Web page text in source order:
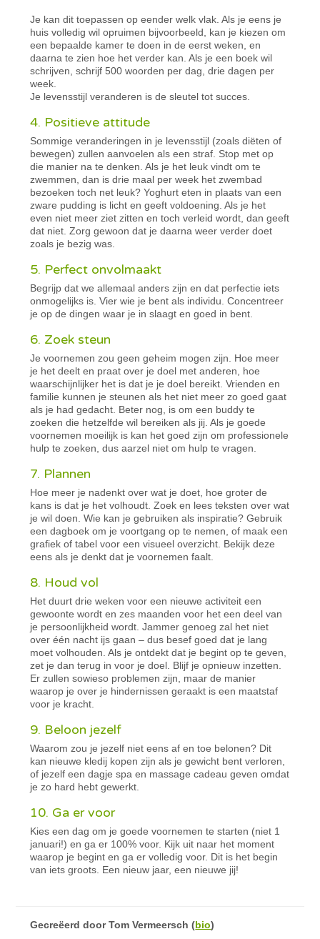
Je kan dit toepassen op eender welk vlak. Als je eens je
huis volledig wil opruimen bijvoorbeeld, kan je kiezen om
een bepaalde kamer te doen in de eerst weken, en
daarna te zien hoe het verder kan. Als je een boek wil
schrijven, schrijf 500 woorden per dag, drie dagen per
week.
Je levensstijl veranderen is de sleutel tot succes.
4. Positieve attitude
Sommige veranderingen in je levensstijl (zoals diëten of
bewegen) zullen aanvoelen als een straf. Stop met op
die manier na te denken. Als je het leuk vindt om te
zwemmen, dan is drie maal per week het zwembad
bezoeken toch net leuk? Yoghurt eten in plaats van een
zware pudding is licht en geeft voldoening. Als je het
even niet meer ziet zitten en toch verleid wordt, dan geeft
dat niet. Zorg gewoon dat je daarna weer verder doet
zoals je bezig was.
5. Perfect onvolmaakt
Begrijp dat we allemaal anders zijn en dat perfectie iets
onmogelijks is. Vier wie je bent als individu. Concentreer
je op de dingen waar je in slaagt en goed in bent.
6. Zoek steun
Je voornemen zou geen geheim mogen zijn. Hoe meer
je het deelt en praat over je doel met anderen, hoe
waarschijnlijker het is dat je je doel bereikt. Vrienden en
familie kunnen je steunen als het niet meer zo goed gaat
als je had gedacht. Beter nog, is om een buddy te
zoeken die hetzelfde wil bereiken als jij. Als je goede
voornemen moeilijk is kan het goed zijn om professionele
hulp te zoeken, dus aarzel niet om hulp te vragen.
7. Plannen
Hoe meer je nadenkt over wat je doet, hoe groter de
kans is dat je het volhoudt. Zoek en lees teksten over wat
je wil doen. Wie kan je gebruiken als inspiratie? Gebruik
een dagboek om je voortgang op te nemen, of maak een
grafiek of tabel voor een visueel overzicht. Bekijk deze
eens als je denkt dat je voornemen faalt.
8. Houd vol
Het duurt drie weken voor een nieuwe activiteit een
gewoonte wordt en zes maanden voor het een deel van
je persoonlijkheid wordt. Jammer genoeg zal het niet
over één nacht ijs gaan – dus besef goed dat je lang
moet volhouden. Als je ontdekt dat je begint op te geven,
zet je dan terug in voor je doel. Blijf je opnieuw inzetten.
Er zullen sowieso problemen zijn, maar de manier
waarop je over je hindernissen geraakt is een maatstaf
voor je kracht.
9. Beloon jezelf
Waarom zou je jezelf niet eens af en toe belonen? Dit
kan nieuwe kledij kopen zijn als je gewicht bent verloren,
of jezelf een dagje spa en massage cadeau geven omdat
je zo hard hebt gewerkt.
10. Ga er voor
Kies een dag om je goede voornemen te starten (niet 1
januari!) en ga er 100% voor. Kijk uit naar het moment
waarop je begint en ga er volledig voor. Dit is het begin
van iets groots. Een nieuw jaar, een nieuwe jij!
Gecreëerd doorTom Vermeersch (bio)